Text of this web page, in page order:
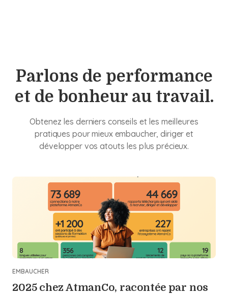
Parlons de performance
et de bonheur au travail.
Obtenez les derniers conseils et les meilleures
pratiques pour mieux embaucher, diriger et
développer vos atouts les plus précieux.
EMBAUCHER
2025 chez AtmanCo, racontée par nos